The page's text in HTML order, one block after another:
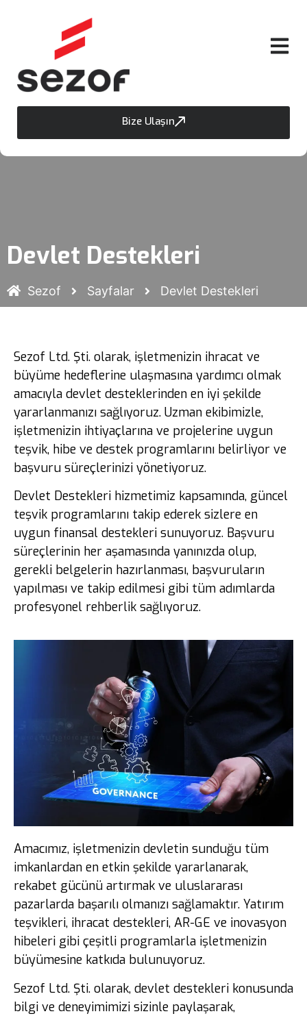
Bize Ulaşın
Devlet Destekleri
Sezof Sayfalar Devlet Destekleri
Sezof Ltd. Şti. olarak, işletmenizin ihracat ve
büyüme hedeflerine ulaşmasına yardımcı olmak
amacıyla devlet desteklerinden en iyi şekilde
yararlanmanızı sağlıyoruz. Uzman ekibimizle,
işletmenizin ihtiyaçlarına ve projelerine uygun
teşvik, hibe ve destek programlarını belirliyor ve
başvuru süreçlerinizi yönetiyoruz.
Devlet Destekleri hizmetimiz kapsamında, güncel
teşvik programlarını takip ederek sizlere en
uygun finansal destekleri sunuyoruz. Başvuru
süreçlerinin her aşamasında yanınızda olup,
gerekli belgelerin hazırlanması, başvuruların
yapılması ve takip edilmesi gibi tüm adımlarda
profesyonel rehberlik sağlıyoruz.
Amacımız, işletmenizin devletin sunduğu tüm
imkanlardan en etkin şekilde yararlanarak,
rekabet gücünü artırmak ve uluslararası
pazarlarda başarılı olmanızı sağlamaktır. Yatırım
teşvikleri, ihracat destekleri, AR-GE ve inovasyon
hibeleri gibi çeşitli programlarla işletmenizin
büyümesine katkıda bulunuyoruz.
Sezof Ltd. Şti. olarak, devlet destekleri konusunda
bilgi ve deneyimimizi sizinle paylaşarak,